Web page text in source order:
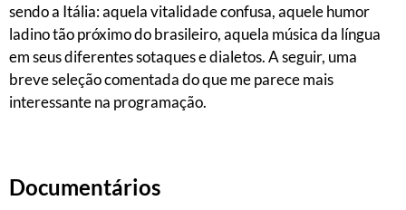
sendo a Itália: aquela vitalidade confusa, aquele humor
ladino tão próximo do brasileiro, aquela música da língua
em seus diferentes sotaques e dialetos. A seguir, uma
breve seleção comentada do que me parece mais
interessante na programação.
Documentários